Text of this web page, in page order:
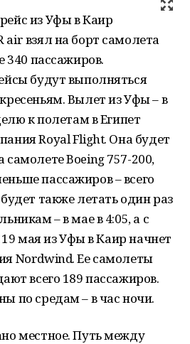
из Уфы в Каир
air взял на борт самолета
340 пассажиров.
будут выполняться
Вылет из Уфы – в
к полетам в Египет
Royal Flight. Она будет
Boeing 757-200,
пассажиров – всего
также летать один раз
– в мае в 4:05, а с
мая из Уфы в Каир начнет
Nordwind. Ее самолеты
всего 189 пассажиров.
по средам – в час ночи.
местное. Путь между